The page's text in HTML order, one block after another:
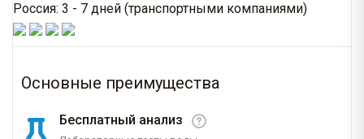
Россия: 3 - 7 дней (транспортными компаниями)
Основные преимущества
Бесплатный анализ